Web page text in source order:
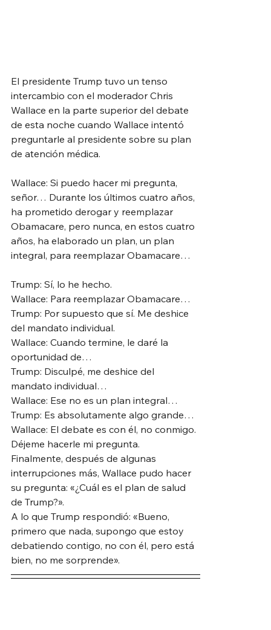
El presidente Trump tuvo un tenso
intercambio con el moderador Chris
Wallace en la parte superior del debate
de esta noche cuando Wallace intentó
preguntarle al presidente sobre su plan
de atención médica.
Wallace: Si puedo hacer mi pregunta,
señor… Durante los últimos cuatro años,
ha prometido derogar y reemplazar
Obamacare, pero nunca, en estos cuatro
años, ha elaborado un plan, un plan
integral, para reemplazar Obamacare…
Trump: Sí, lo he hecho.
Wallace: Para reemplazar Obamacare…
Trump: Por supuesto que sí. Me deshice
del mandato individual.
Wallace: Cuando termine, le daré la
oportunidad de…
Trump: Disculpé, me deshice del
mandato individual…
Wallace: Ese no es un plan integral…
Trump: Es absolutamente algo grande…
Wallace: El debate es con él, no conmigo.
Déjeme hacerle mi pregunta.
Finalmente, después de algunas
interrupciones más, Wallace pudo hacer
su pregunta: «¿Cuál es el plan de salud
de Trump?».
A lo que Trump respondió: «Bueno,
primero que nada, supongo que estoy
debatiendo contigo, no con él, pero está
bien, no me sorprende».